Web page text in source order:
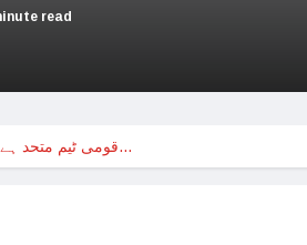
امریکا
حماس نہ بچاتی تو اپنی ہی
read
قومی ٹیم متحد ہے، کسی کھلاڑی کا کسی سے کوئی…